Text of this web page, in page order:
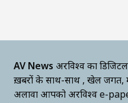
AV News अक्षरविश्व का
ख़बरों के साथ-साथ , खेल जगत,
अलावा आपको अक्षरविश्व e-